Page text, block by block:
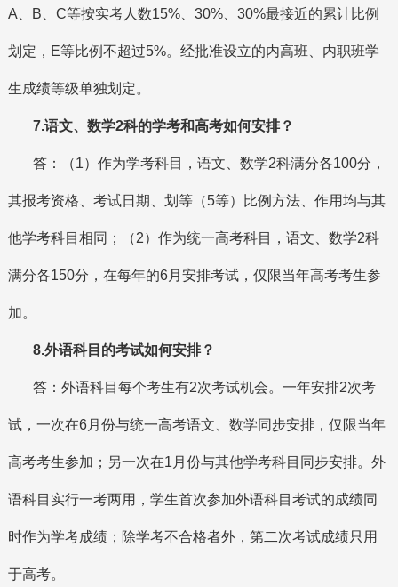
A、B、C等按实考人数15%、30%、30%最接近的累计比例
划定，E等比例不超过5%。经批准设立的内高班、内职班学
生成绩等级单独划定。
7.语文、数学2科的学考和高考如何安排？
答：（1）作为学考科目，语文、数学2科满分各100分，
其报考资格、考试日期、划等（5等）比例方法、作用均与其
他学考科目相同；（2）作为统一高考科目，语文、数学2科
满分各150分，在每年的6月安排考试，仅限当年高考考生参
加。
8.外语科目的考试如何安排？
答：外语科目每个考生有2次考试机会。一年安排2次考
试，一次在6月份与统一高考语文、数学同步安排，仅限当年
高考考生参加；另一次在1月份与其他学考科目同步安排。外
语科目实行一考两用，学生首次参加外语科目考试的成绩同
时作为学考成绩；除学考不合格者外，第二次考试成绩只用
于高考。